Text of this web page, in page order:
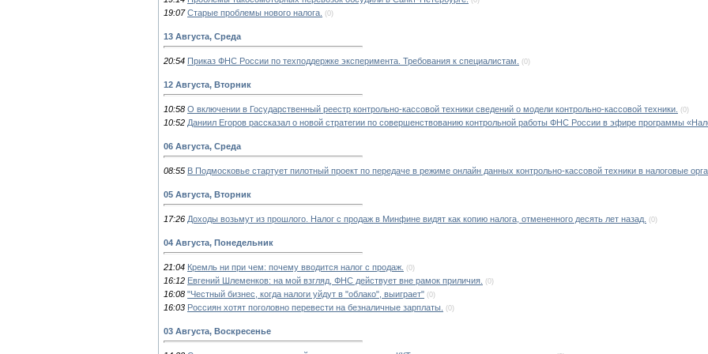
19:07 Старые проблемы нового налога. (0)
13 Августа, Среда
20:54 Приказ ФНС России по техподдержке эксперимента. Требования к специалистам. (0)
12 Августа, Вторник
10:58 О включении в Государственный реестр контрольно-кассовой техники сведений о модели контрольно-кассовой техники. (0)
10:52 Даниил Егоров рассказал о новой стратегии по совершенствованию контрольной работы ФНС России в эфире программы
06 Августа, Среда
08:55 В Подмосковье стартует пилотный проект по передаче в режиме онлайн данных контрольно-кассовой техники в налоговые
05 Августа, Вторник
17:26 Доходы возьмут из прошлого. Налог с продаж в Минфине видят как копию налога, отмененного десять лет назад. (0)
04 Августа, Понедельник
21:04 Кремль ни при чем: почему вводится налог с продаж. (0)
16:12 Евгений Шлеменков: на мой взгляд, ФНС действует вне рамок приличия. (0)
16:08 "Честный бизнес, когда налоги уйдут в "облако", выиграет" (0)
16:03 Россиян хотят поголовно перевести на безналичные зарплаты. (0)
03 Августа, Воскресенье